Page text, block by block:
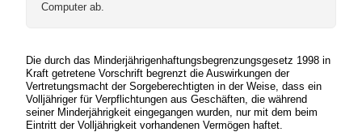
Computer ab.
Die durch das Minderjährigenhaftungsbegrenzungsgesetz 1998 in
Kraft getretene Vorschrift begrenzt die Auswirkungen der
Vertretungsmacht der Sorgeberechtigten in der Weise, dass ein
Volljähriger für Verpflichtungen aus Geschäften, die während
seiner Minderjährigkeit eingegangen wurden, nur mit dem beim
Eintritt der Volljährigkeit vorhandenen Vermögen haftet.